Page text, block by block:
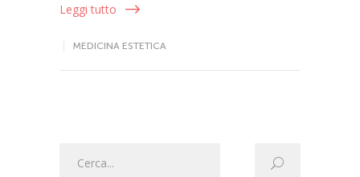
Leggi tutto
MEDICINA ESTETICA